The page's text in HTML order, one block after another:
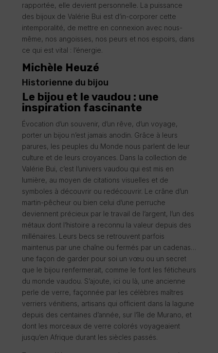
rapportée, elle devient personnelle. La puissance
des bijoux de Valérie Bui est d’in-corporer cette
intemporalité, de mettre en connexion avec nous-
même, nos angoisses, nos peurs et nos espoirs, dans
ce qui est vital : l’énergie.
Michèle Heuzé
Historienne du bijou
Le bijou et le vaudou : une
inspiration fascinante
Évocation d’un souvenir, d’un rêve, d’un voyage,
porter un bijou n’est jamais anodin. Grâce à leurs
parures, les peuples du Monde nous parlent de leur
culture et de leurs croyances. Dans la collection de
Valérie Bui, c’est l’univers vaudou qui est mis en
lumière, au moyen de citations visuelles et de
symboles à découvrir ou redécouvrir. Le crâne d’un
martin-pêcheur ou bien celui d’une perruche
deviennent précieux par le travail de l’argent, l’un des
métaux dont l’histoire a reconnu la valeur depuis des
millénaires. Leurs becs se retrouvent parfois
maintenus par une chaîne ou fermés par un cadenas…
une façon de garder pour soi un vœu ou un secret
que le bijou renfermerait, comme le font les féticheurs
du monde vaudou. S’ajoute, ici ou là, une ancienne
perle de verre, façonnée par les célèbres maîtres
verriers vénitiens, artisans qui officient dans la lagune
depuis des centaines d’année, sur l’île de Murano, et
dont les morceaux de verre colorés voyageaient
jusqu’en Afrique durant les siècles passés.